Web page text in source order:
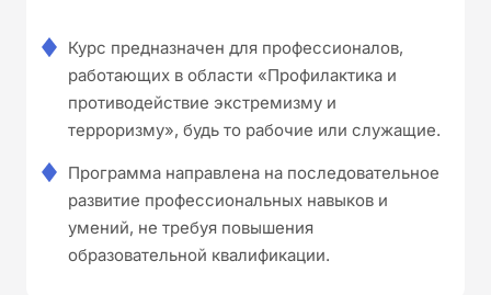
Курс предназначен для профессионалов,
работающих в области «Профилактика и
противодействие экстремизму и
терроризму», будь то рабочие или служащие.
Программа направлена на последовательное
развитие профессиональных навыков и
умений, не требуя повышения
образовательной квалификации.